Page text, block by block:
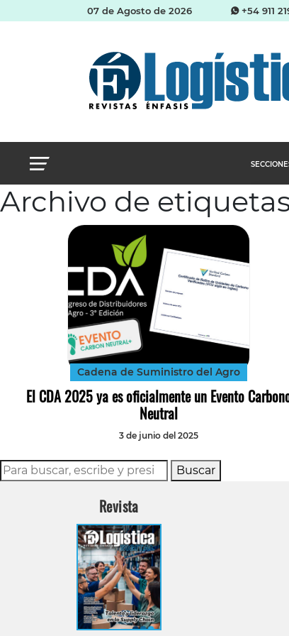
07 de Agosto de 2026 +54 911
Archivo de
Cadena de Suministro del Agro
El CDA 2025 ya es oficialmente un Evento
Neutral
3 de junio del 2025
Buscar
Revista